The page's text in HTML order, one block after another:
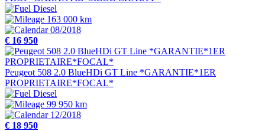
Diesel
163 000 km
08/2018
€ 16 950
Peugeot 508 2.0 BlueHDi GT Line *GARANTIE*1ER
PROPRIETAIRE*FOCAL*
Diesel
99 950 km
12/2018
€ 18 950